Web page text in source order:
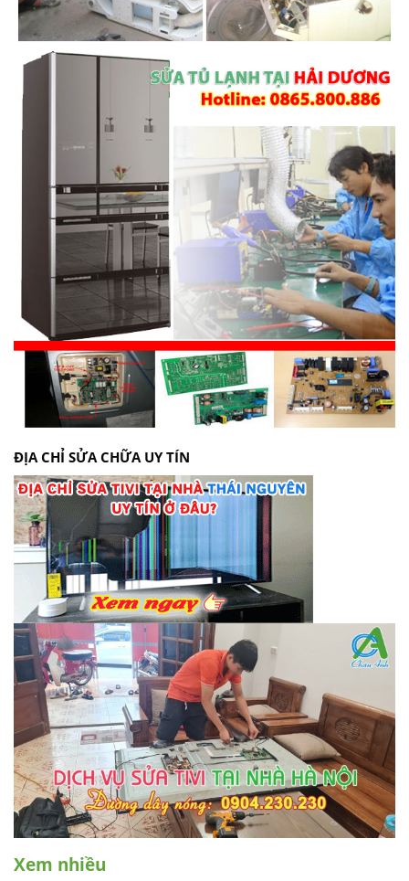
ĐỊA CHỈ SỬA CHỮA UY TÍN
Xem nhiều